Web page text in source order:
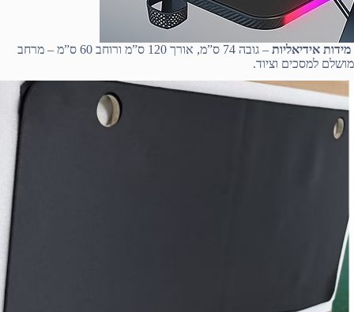
מידות אידיאליות
– גובה 74 ס”מ, אורך 120 ס”מ ורוחב 60 ס”מ – מרחב
מושלם למסכים וציוד.